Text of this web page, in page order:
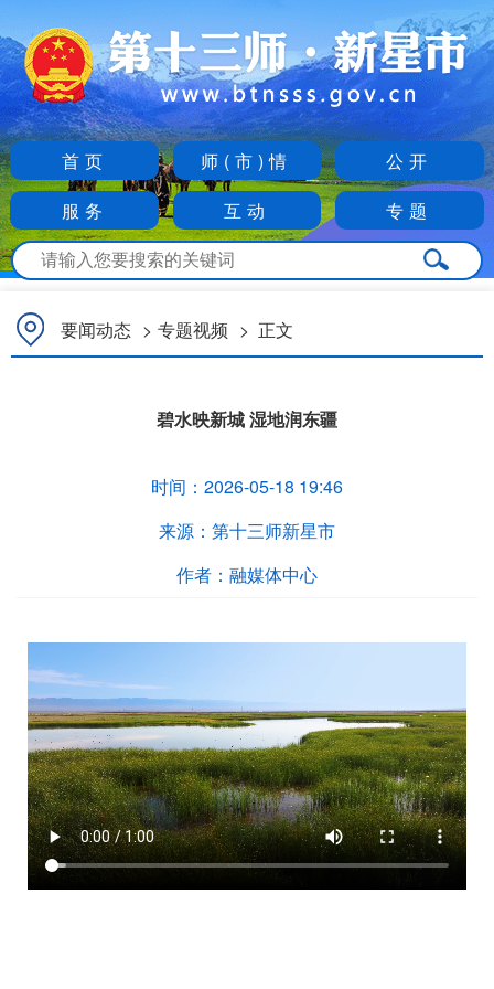
首页 师(市)情
公开
服务
互动 专题
要闻动态 > 专题视频 > 正文
碧水映新城 湿地润东疆
时间： 2026-05-18 19:46
来源： 第十三师新星市
作者： 融媒体中心